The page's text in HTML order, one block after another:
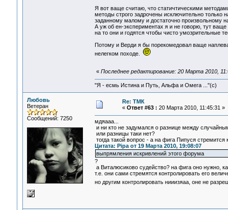
Я вот ваще считаю, что статичтическими
методы строго задрочены исключительно только
заданному малому и достаточно произвольному
А уж об ен-экспериментах я и не говорю, тут
на то они и годятся чтобы чисто умозрительные
Потому и Верди я бы порекомедовал ваще
нелегком походе.
« Последнее редактирование: 20 Марта 2010,
"Я - есмь Истина и Путь, Альфа и Омега ..."(с)
Любовь
Ветеран
Сообщений: 7250
Re: ТМК
« Ответ #63 : 20 Марта 2010, 11:45:31 »
мдяааа...
и ни кто не задумался о разнице между
или разницы таки нет?
тогда такой вопрос - а на фига Пипуся
Цитата: Pipa от 19 Марта 2010, 19:08:07
выпрямления искривлений этого форума
?
а Виталюсиково судейство? на фига оно нужно,
т.е. они сами стремятся контролировать его
но другим контролировать нииизяаа, оне не